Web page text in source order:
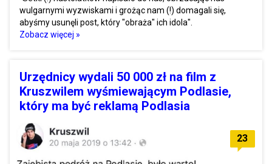
wulgarnymi wyzwiskami i grożąc nam (!) domagali się,
abyśmy usunęli post, który "obraża" ich idola".
Zobacz więcej »
Urzędnicy wydali 50 000 zł na film z
Kruszwilem wyśmiewającym Podlasie,
który ma być reklamą Podlasia
23